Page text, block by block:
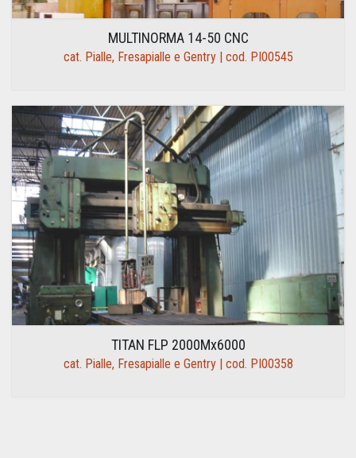
MULTINORMA 14-50 CNC
cat. Pialle, Fresapialle e Gentry | cod. PI00545
TITAN FLP 2000Mx6000
cat. Pialle, Fresapialle e Gentry | cod. PI00358